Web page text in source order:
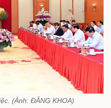
(Ảnh: ĐĂNG KHOA)